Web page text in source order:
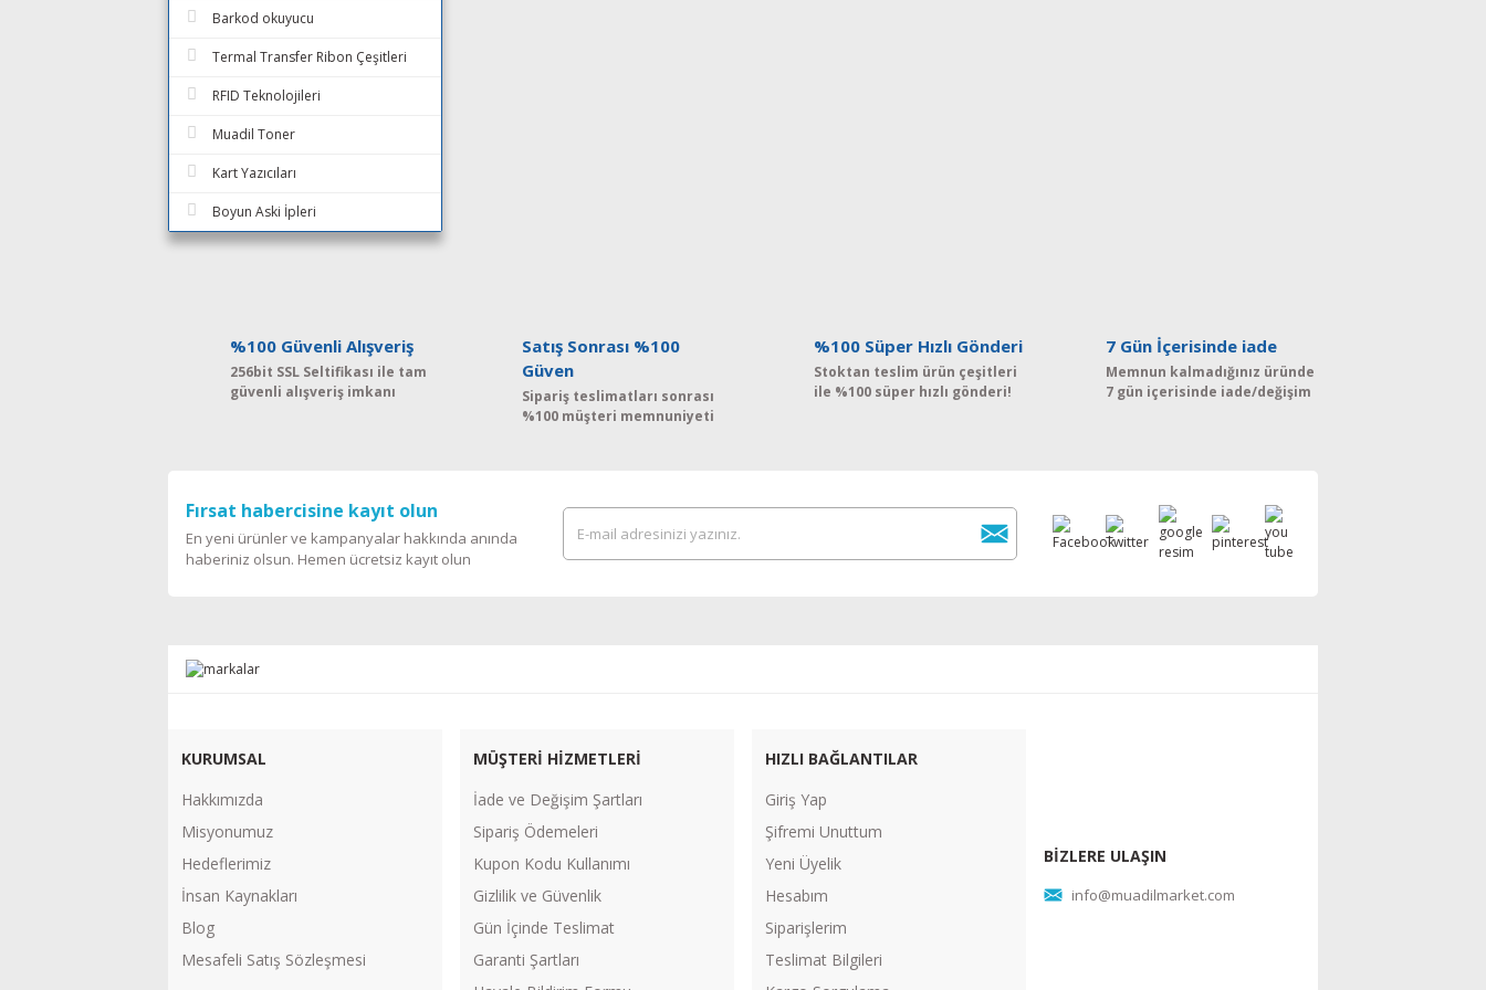
Barkod okuyucu
Termal Transfer Ribon Çeşitleri
RFID Teknolojileri
Muadil Toner
Kart Yazıcıları
Boyun Aski İpleri
%100 Güvenli Alışveriş
256bit SSL Seltifikası ile tam
güvenli alışveriş imkanı
Satış Sonrası %100
Güven
Sipariş teslimatları sonrası
%100 müşteri memnuniyeti
%100 Süper Hızlı Gönderi
Stoktan teslim ürün çeşitleri
ile %100 süper hızlı gönderi!
7 Gün İçerisinde iade
Memnun kalmadığınız üründe
7 gün içerisinde iade/değişim
Fırsat habercisine kayıt olun
En yeni ürünler ve kampanyalar hakkında anında
haberiniz olsun. Hemen ücretsiz kayıt olun
KURUMSAL
Hakkımızda
Misyonumuz
Hedeflerimiz
İnsan Kaynakları
Blog
Mesafeli Satış Sözleşmesi
MÜŞTERİ HİZMETLERİ
İade ve Değişim Şartları
Sipariş Ödemeleri
Kupon Kodu Kullanımı
Gizlilik ve Güvenlik
Gün İçinde Teslimat
Garanti Şartları
HIZLI BAĞLANTILAR
Giriş Yap
Şifremi Unuttum
Yeni Üyelik
Hesabım
Siparişlerim
Teslimat Bilgileri
BİZLERE ULAŞIN
info@muadilmarket.com